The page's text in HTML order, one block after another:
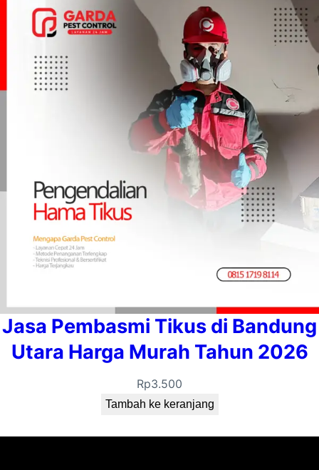
Jasa Pembasmi Tikus di Bandung
Utara Harga Murah Tahun 2026
Rp3.500
Tambah ke keranjang